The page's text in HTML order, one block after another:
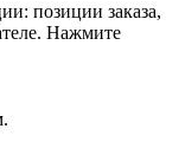
позиции заказа,
Нажмите